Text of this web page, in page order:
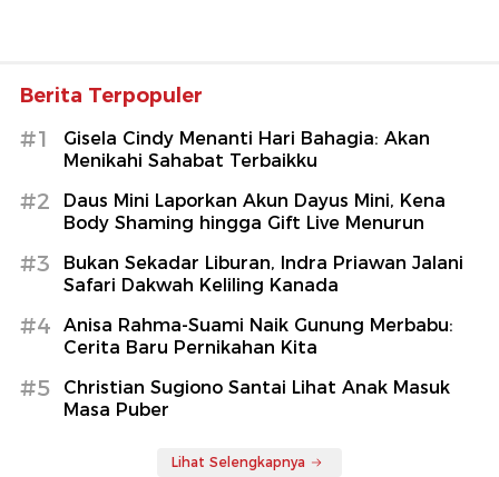
Berita Terpopuler
#1
Gisela Cindy Menanti Hari Bahagia: Akan
Menikahi Sahabat Terbaikku
#2
Daus Mini Laporkan Akun Dayus Mini, Kena
Body Shaming hingga Gift Live Menurun
#3
Bukan Sekadar Liburan, Indra Priawan Jalani
Safari Dakwah Keliling Kanada
#4
Anisa Rahma-Suami Naik Gunung Merbabu:
Cerita Baru Pernikahan Kita
#5
Christian Sugiono Santai Lihat Anak Masuk
Masa Puber
Lihat Selengkapnya